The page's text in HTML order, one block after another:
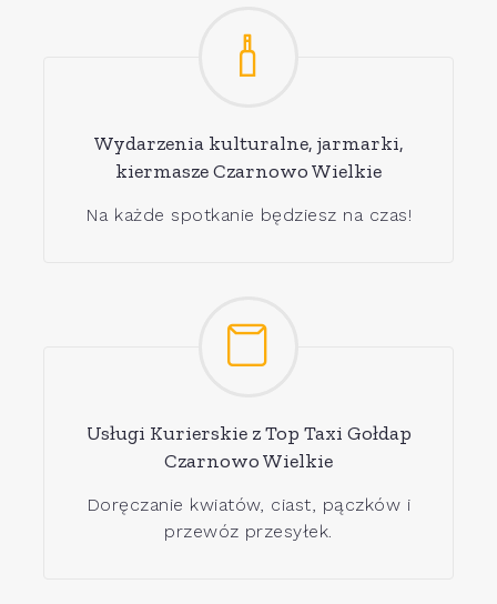
Wydarzenia kulturalne, jarmarki,
kiermasze Czarnowo Wielkie
Na każde spotkanie będziesz na czas!
Usługi Kurierskie z Top Taxi Gołdap
Czarnowo Wielkie
Doręczanie kwiatów, ciast, pączków i
przewóz przesyłek.